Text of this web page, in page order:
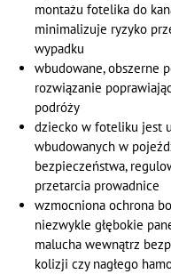
montażu fotelika do
minimalizuje ryzyko
wypadku
wbudowane, obszerne
rozwiązanie
podróży
dziecko w foteliku jest
wbudowanych w
bezpieczeństwa,
przetarcia prowadnice
wzmocniona ochrona
niezwykle głębokie
malucha wewnątrz
kolizji czy nagłego